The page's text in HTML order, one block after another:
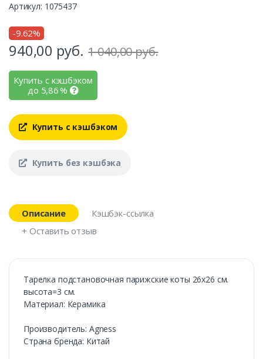
Артикул: 1075437
-9.62%
940,00 руб. 1 040,00 руб.
Купить с кэшбэком
до 5,86%
Купить с кэшбэком
Купить без кэшбэка
Описание
Кэшбэк-ссылка
+ Оставить отзыв
Тарелка подстановочная парижские коты 26х26 см.
высота=3 см.
Материал: Керамика
Производитель: Agness
Страна бренда: Китай